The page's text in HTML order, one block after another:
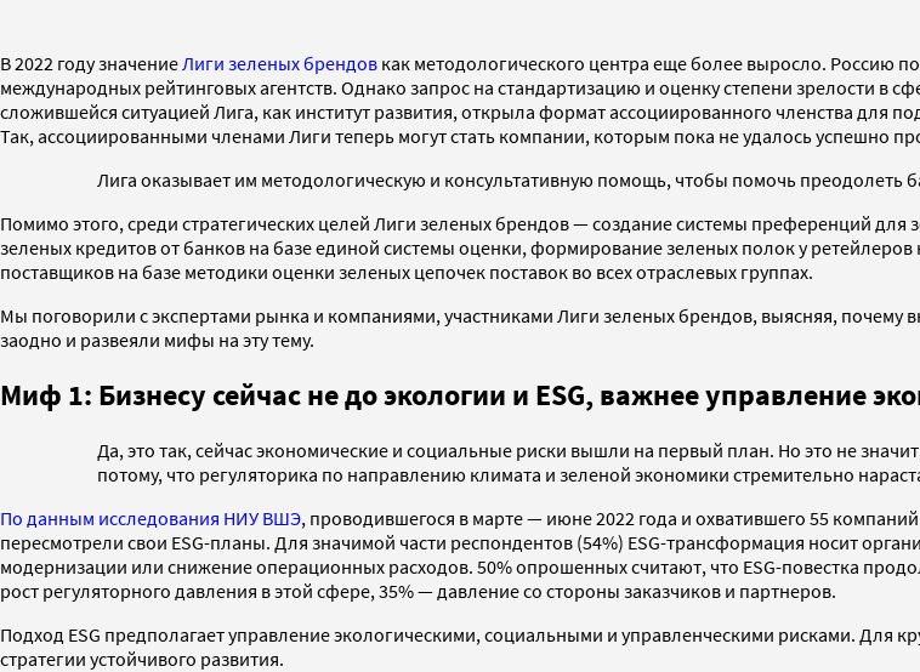
В 2022 году значение Лиги зеленых брендов как методологического центра еще более выросло. Россию
международных рейтинговых агентств. Однако запрос на стандартизацию и оценку степени зрелости в
сложившейся ситуацией Лига, как институт развития, открыла формат ассоциированного членства для
Так, ассоциированными членами Лиги теперь могут стать компании, которым пока не удалось успешно
Лига оказывает им методологическую и консультативную помощь, чтобы помочь преодолеть
Помимо этого, среди стратегических целей Лиги зеленых брендов — создание системы преференций для
зеленых кредитов от банков на базе единой системы оценки, формирование зеленых полок у
поставщиков на базе методики оценки зеленых цепочек поставок во всех отраслевых группах.
Мы поговорили с экспертами рынка и компаниями, участниками Лиги зеленых брендов, выясняя, почему
заодно и развеяли мифы на эту тему.
Миф 1: Бизнесу сейчас не до экологии и ESG, важнее управление
Да, это так, сейчас экономические и социальные риски вышли на первый план. Но это не
потому, что регуляторика по направлению климата и зеленой экономики стремительно
По данным исследования НИУ ВШЭ, проводившегося в марте — июне 2022 года и охватившего 55
пересмотрели свои ESG-планы. Для значимой части респондентов (54%) ESG-трансформация носит
модернизации или снижение операционных расходов. 50% опрошенных считают, что ESG-повестка
рост регуляторного давления в этой сфере, 35% — давление со стороны заказчиков и партнеров.
Подход ESG предполагает управление экологическими, социальными и управленческими рисками. Для
стратегии устойчивого развития.